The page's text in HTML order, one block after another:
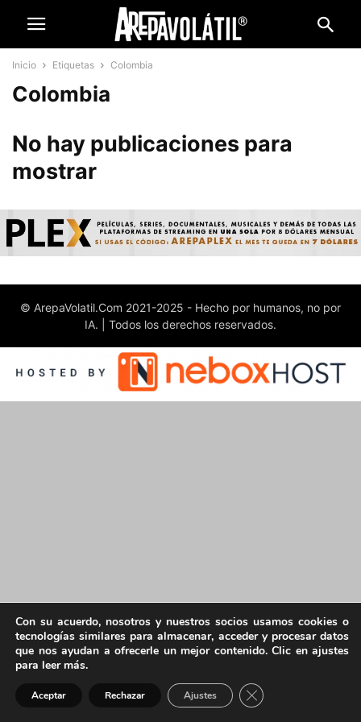
Inicio Etiquetas Colombia
Colombia
No hay publicaciones para
mostrar
© ArepaVolatil.Com 2021-2025 - Hecho por humanos, no por
IA. | Todos los derechos reservados.
Con su acuerdo, nosotros y nuestros socios usamos cookies o
tecnologías similares para almacenar, acceder y procesar datos
que nos ayudan a ofrecerle un mejor contenido. Clic en ajustes
para leer más.
Aceptar Rechazar Ajustes Cerrar el banner de